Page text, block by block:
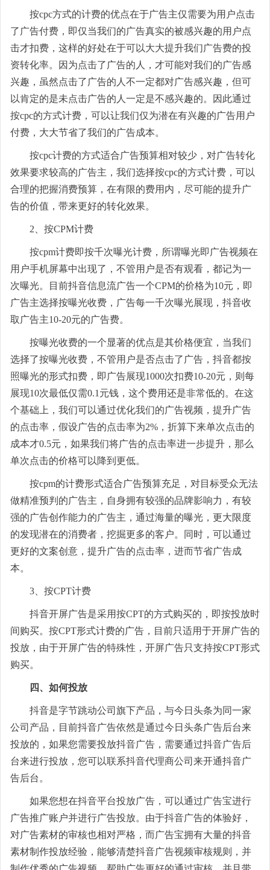
按cpc方式的计费的优点在于广告主仅需要为用户点击
了广告付费，即仅当我们的广告真实的被感兴趣的用户点
击才扣费，这样的好处在于可以大大提升我们广告费的投
资转化率。因为点击了广告的人，才可能对我们的广告感
兴趣，虽然点击了广告的人不一定都对广告感兴趣，但可
以肯定的是未点击广告的人一定是不感兴趣的。因此通过
按cpc的方式计费，可以让我们仅为潜在有兴趣的广告用户
付费，大大节省了我们的广告成本。
按cpc计费的方式适合广告预算相对较少，对广告转化
效果要求较高的广告主，我们选择按cpc的方式计费，可以
合理的把握消费预算，在有限的费用内，尽可能的提升广
告的价值，带来更好的转化效果。
2、按CPM计费
按cpm计费即按千次曝光计费，所谓曝光即广告视频在
用户手机屏幕中出现了，不管用户是否有观看，都记为一
次曝光。目前抖音信息流广告一个CPM的价格为10元，即
广告主选择按曝光收费，广告每一千次曝光展现，抖音收
取广告主10-20元的广告费。
按曝光收费的一个显著的优点是其价格便宜，当我们
选择了按曝光收费，不管用户是否点击了广告，抖音都按
照曝光的形式扣费，即广告展现1000次扣费10-20元，则每
展现10次最低仅需0.1元钱，这个费用还是非常低的。在这
个基础上，我们可以通过优化我们的广告视频，提升广告
的点击率，假设广告的点击率为2%，折算下来单次点击的
成本才0.5元，如果我们将广告的点击率进一步提升，那么
单次点击的价格可以降到更低。
按cpm的计费形式适合广告预算充足，对目标受众无法
做精准预判的广告主，自身拥有较强的品牌影响力，有较
强的广告创作能力的广告主，通过海量的曝光，更大限度
的发现潜在的消费者，挖掘更多的客户。同时，可以通过
更好的文案创意，提升广告的点击率，进而节省广告成
本。
3、按CPT计费
抖音开屏广告是采用按CPT的方式购买的，即按投放时
间购买。按CPT形式计费的广告，目前只适用于开屏广告的
投放，由于开屏广告的特殊性，开屏广告只支持按CPT形式
购买。
四、如何投放
抖音是字节跳动公司旗下产品，与今日头条为同一家
公司产品，目前抖音广告依然是通过今日头条广告后台来
投放的，如果您需要投放抖音广告，需要通过抖音广告后
台来进行投放，您可以联系抖音代理商公司来开通抖音广
告后台。
如果您想在抖音平台投放广告，可以通过广告宝进行
广告推广账户并进行广告投放。由于抖音广告的体验好，
对广告素材的审核也相对严格，而广告宝拥有大量的抖音
素材制作投放经验，能够清楚抖音广告视频审核规则，并